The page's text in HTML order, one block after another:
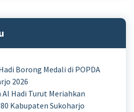
Borong Medali di POPDA
2026
Al Hadi Turut Meriahkan
Kabupaten Sukoharjo